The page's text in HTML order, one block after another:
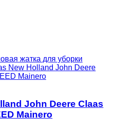
жатка для уборки
New Holland John Deere
Mainero
John Deere Claas
Mainero